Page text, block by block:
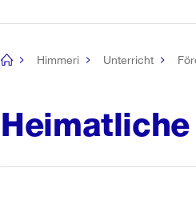
[no
Himmeri Unterricht